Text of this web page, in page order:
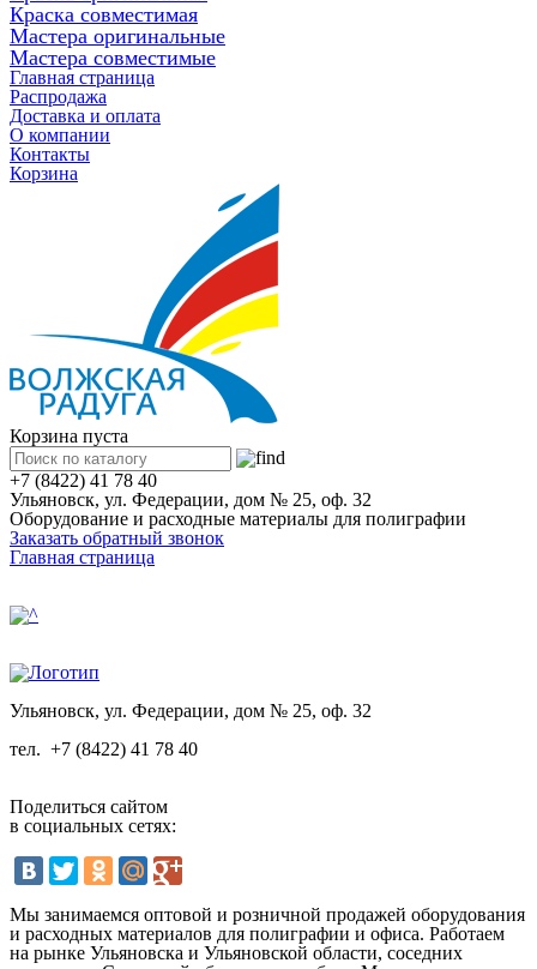
Краска совместимая
Мастера оригинальные
Мастера совместимые
Главная страница
Распродажа
Доставка и оплата
О компании
Контакты
Корзина
Корзина пуста
+7 (8422) 41 78 40
Ульяновск, ул. Федерации, дом № 25, оф. 32
Оборудование и расходные материалы для полиграфии
Заказать обратный звонок
Главная страница
Ульяновск, ул. Федерации, дом № 25, оф. 32
тел. +7 (8422) 41 78 40
Поделиться сайтом
в социальных сетях:
Мы занимаемся оптовой и розничной продажей оборудования
и расходных материалов для полиграфии и офиса. Работаем
на рынке Ульяновска и Ульяновской области, соседних